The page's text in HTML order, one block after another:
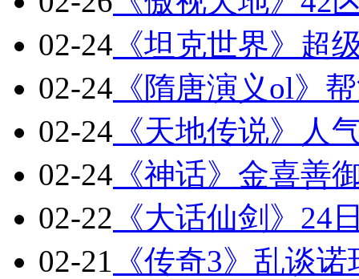
02-24 《坦克世界》超
02-24 《隋唐演义ol》
02-24 《天地传说》人
02-24 《神话》金喜善
02-22 《大话仙剑》24
02-21 《传奇3》乱谈